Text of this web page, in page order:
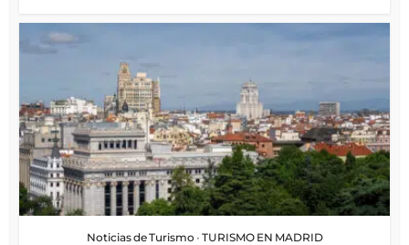
Noticias de Turismo • TURISMO EN MADRID